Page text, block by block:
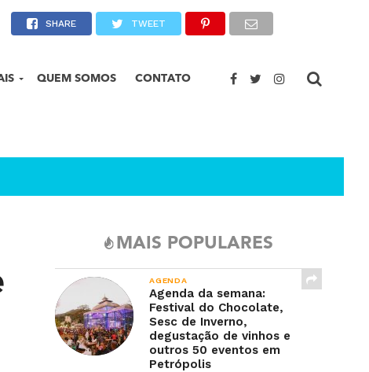
QUEM SOMOS CONTATO
coletiva
SHARE TWEET
MAIS POPULARES
AGENDA
Agenda da semana:
Festival do Chocolate,
Sesc de Inverno,
degustação de vinhos e
outros 50 eventos em
Petrópolis